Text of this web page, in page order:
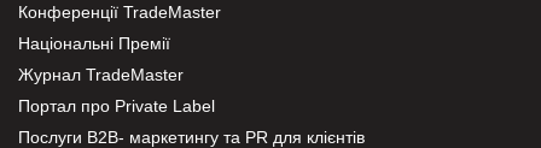
Конференції TradeMaster
Національні Премії
Журнал TradeMaster
Портал про Private Label
Послуги В2В- маркетингу та PR для клієнтів